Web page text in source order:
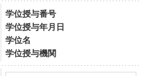
学位授与番号
学位授与年月日
学位名
学位授与機関